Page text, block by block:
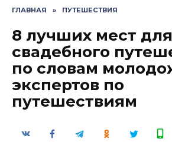
ГЛАВНАЯ » ПУТЕШЕСТВИЯ
8 лучших мест для
свадебного
по словам
экспертов по
путешествиям